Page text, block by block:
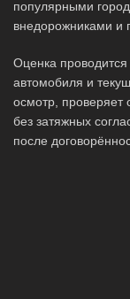
популярными
внедорожниками и
Оценка проводится
автомобиля и
осмотр, проверяет
без затяжных
после